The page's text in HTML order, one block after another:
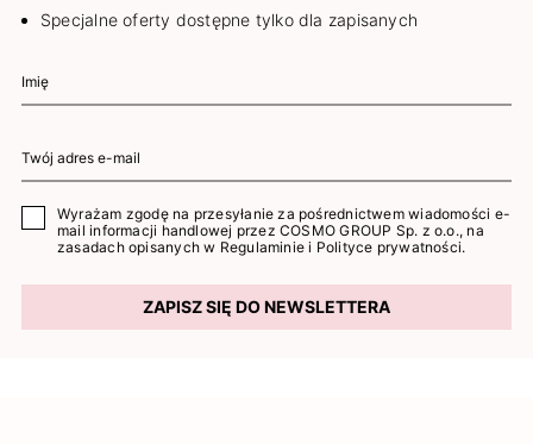
Specjalne oferty dostępne tylko dla zapisanych
Wyrażam zgodę na przesyłanie za pośrednictwem wiadomości e-
mail informacji handlowej przez COSMO GROUP Sp. z o.o., na
zasadach opisanych w Regulaminie i Polityce prywatności.
ZAPISZ SIĘ DO NEWSLETTERA